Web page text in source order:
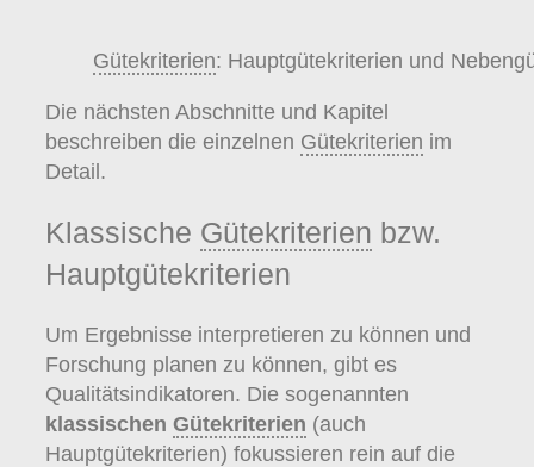
Gütekriterien: Hauptgütekriterien und
Die nächsten Abschnitte und Kapitel
beschreiben die einzelnen Gütekriterien im
Detail.
Klassische Gütekriterien bzw.
Hauptgütekriterien
Um Ergebnisse interpretieren zu können und
Forschung planen zu können, gibt es
Qualitätsindikatoren. Die sogenannten
klassischen Gütekriterien (auch
Hauptgütekriterien) fokussieren rein auf die